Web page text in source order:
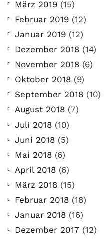
März 2019 (15)
Februar 2019 (12)
Januar 2019 (12)
Dezember 2018 (14)
November 2018 (6)
Oktober 2018 (9)
September 2018 (10)
August 2018 (7)
Juli 2018 (10)
Juni 2018 (5)
Mai 2018 (6)
April 2018 (6)
März 2018 (15)
Februar 2018 (18)
Januar 2018 (16)
Dezember 2017 (12)